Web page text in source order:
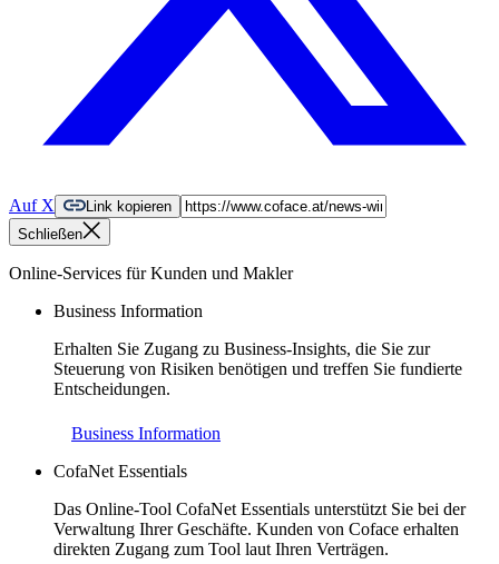
Auf X
Link kopieren
Schließen
Online-Services für Kunden und Makler
Business Information
Erhalten Sie Zugang zu Business-Insights, die Sie zur
Steuerung von Risiken benötigen und treffen Sie fundierte
Entscheidungen.
Business Information
CofaNet Essentials
Das Online-Tool CofaNet Essentials unterstützt Sie bei der
Verwaltung Ihrer Geschäfte. Kunden von Coface erhalten
direkten Zugang zum Tool laut Ihren Verträgen.